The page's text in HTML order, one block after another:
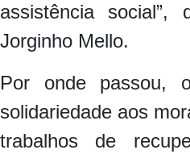
assistência social”,
Jorginho Mello.
Por onde passou,
solidariedade aos
trabalhos de